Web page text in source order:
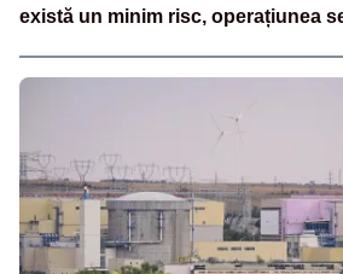
există un minim risc, operațiunea